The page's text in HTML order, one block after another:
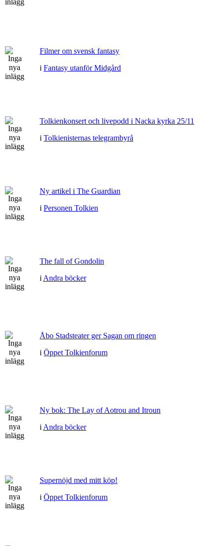
Filmer om svensk fantasy
i Fantasy utanför Midgård
Tolkienkonsert och livepodd i Nacka kyrka 25/11
i Tolkienisternas telegrambyrå
Ny artikel i The Guardian
i Personen Tolkien
The fall of Gondolin
i Andra böcker
Åbo Stadsteater ger Sagan om ringen
i Öppet Tolkienforum
Ny bok: The Lay of Aotrou and Itroun
i Andra böcker
Supernöjd med mitt köp!
i Öppet Tolkienforum